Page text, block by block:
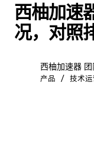
西柚加速
况，对照
西柚加速器 团
产品 / 技术运